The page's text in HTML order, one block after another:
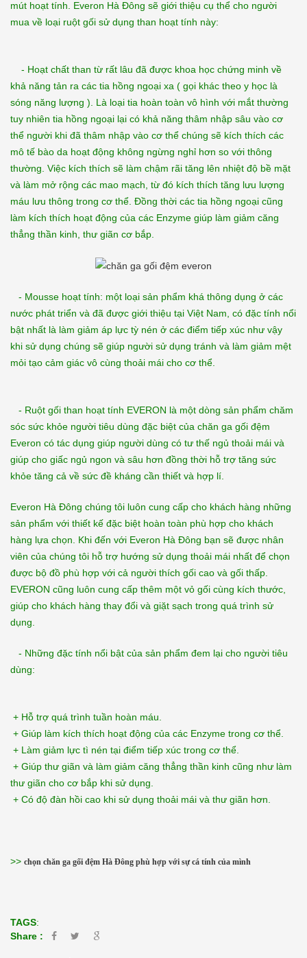
mút hoạt tính. Everon Hà Đông sẽ giới thiệu cụ thể cho người
mua về loại ruột gối sử dụng than hoạt tính này:
- Hoạt chất than từ rất lâu đã được khoa học chứng minh về
khả năng tản ra các tia hồng ngoại xa ( gọi khác theo y học là
sóng năng lượng ). Là loại tia hoàn toàn vô hình với mắt thường
tuy nhiên tia hồng ngoại lại có khả năng thâm nhập sâu vào cơ
thể người khi đã thâm nhập vào cơ thể chúng sẽ kích thích các
mô tế bào da hoạt động không ngừng nghỉ hơn so với thông
thường. Việc kích thích sẽ làm chậm rãi tăng lên nhiệt độ bề mặt
và làm mở rộng các mao mạch, từ đó kích thích tăng lưu lượng
máu lưu thông trong cơ thể. Đồng thời các tia hồng ngoại cũng
làm kích thích hoạt động của các Enzyme giúp làm giảm căng
thẳng thần kinh, thư giãn cơ bắp.
- Mousse hoạt tính: một loại sản phẩm khá thông dụng ở các
nước phát triển và đã được giới thiệu tại Việt Nam, có đặc tính nổi
bật nhất là làm giảm áp lực tỳ nén ở các điểm tiếp xúc như vậy
khi sử dụng chúng sẽ giúp người sử dụng tránh và làm giảm mệt
mỏi tạo cảm giác vô cùng thoải mái cho cơ thể.
- Ruột gối than hoạt tính EVERON là một dòng sản phẩm chăm
sóc sức khỏe người tiêu dùng đặc biệt của chăn ga gối đệm
Everon có tác dụng giúp người dùng có tư thế ngủ thoải mái và
giúp cho giấc ngủ ngon và sâu hơn đồng thời hỗ trợ tăng sức
khỏe tăng cả về sức đề kháng cần thiết và hợp lí.
Everon Hà Đông chúng tôi luôn cung cấp cho khách hàng những
sản phẩm với thiết kế đặc biệt hoàn toàn phù hợp cho khách
hàng lựa chọn. Khi đến với Everon Hà Đông bạn sẽ được nhân
viên của chúng tôi hỗ trợ hướng sử dụng thoải mái nhất để chọn
được bộ đồ phù hợp với cả người thích gối cao và gối thấp.
EVERON cũng luôn cung cấp thêm một vỏ gối cùng kích thước,
giúp cho khách hàng thay đổi và giặt sạch trong quá trình sử
dụng.
- Những đặc tính nổi bật của sản phẩm đem lại cho người tiêu
dùng:
+ Hỗ trợ quá trình tuần hoàn máu.
+ Giúp làm kích thích hoạt động của các Enzyme trong cơ thể.
+ Làm giảm lực tì nén tại điểm tiếp xúc trong cơ thể.
+ Giúp thư giãn và làm giảm căng thẳng thần kinh cũng như làm
thư giãn cho cơ bắp khi sử dụng.
+ Có độ đàn hồi cao khi sử dụng thoải mái và thư giãn hơn.
>> chọn chăn ga gối đệm Hà Đông phù hợp với sự cá tính của mình
TAGS:
Share :